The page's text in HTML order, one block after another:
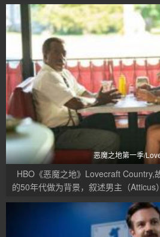
恶魔之地第一季/
HBO《恶魔之地》Lovecraft Country,
的50年代做为背景，叙述男主（Atticus